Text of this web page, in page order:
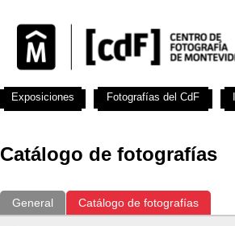
Catálogo de fotografías
General Catálogo de fotografías
Exposiciones Fotografías del CdF